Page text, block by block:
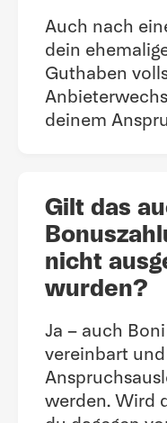
Auch nach
dein
Guthaben
deinem
Gilt das
nicht
wurden?
Ja – auch
vereinbart
werden. Wird